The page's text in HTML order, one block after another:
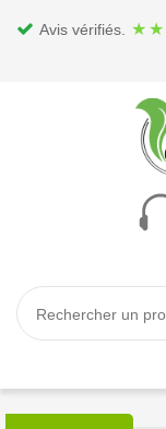
Avis vérifiés. ★ ★